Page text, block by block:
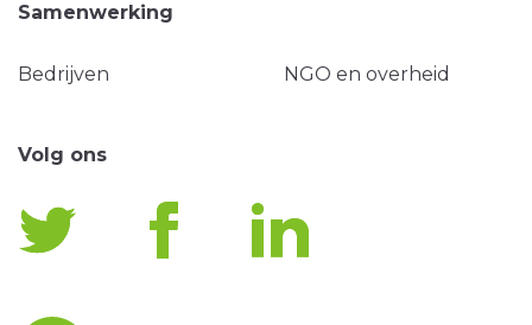
Samenwerking
Bedrijven NGO en overheid
Volg ons